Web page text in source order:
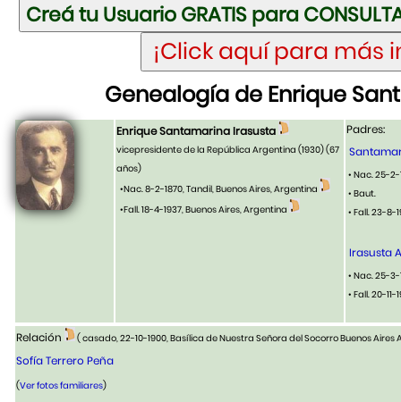
Genealogía de Enrique
Enrique Santamarina Irasusta
vicepresidente de la República Argentina (1930)(67
años)
•Nac. 8-2-1870, Tandil, Buenos Aires, Argentina
•Fall. 18-4-1937, Buenos Aires, Argentina
Padres:
• Nac. 25-
• Baut.
• Fall. 23-8-
Irasusta
• Nac. 25-
• Fall. 20-
Relación ( casado, 22-10-1900, Basílica de Nuestra Señora del Socorro Buenos
Sofía Terrero Peña
(Ver fotos familiares)